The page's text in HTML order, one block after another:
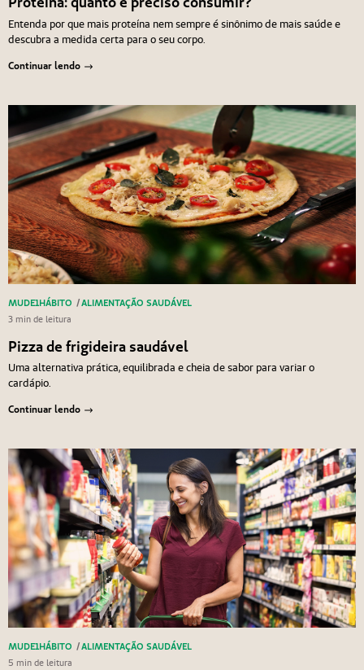
Entenda por que mais proteína nem sempre é sinônimo de mais saúde e
descubra a medida certa para o seu corpo.
Continuar lendo
MUDE1HÁBITO /ALIMENTAÇÃO SAUDÁVEL
3 min de leitura
Pizza de frigideira saudável
Uma alternativa prática, equilibrada e cheia de sabor para variar o
cardápio.
Continuar lendo
MUDE1HÁBITO /ALIMENTAÇÃO SAUDÁVEL
5 min de leitura